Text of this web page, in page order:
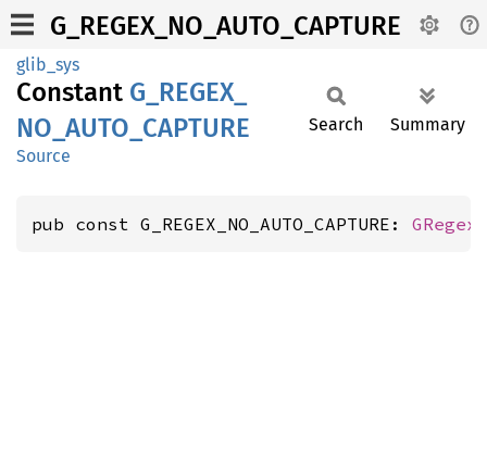
G_REGEX_NO_AUTO_CAPTURE
glib_sys
Constant G_ REGEX_
NO_ AUTO_ CAPTURE
Source
Search Summary
pub const G_REGEX_NO_AUTO_CAPTURE: